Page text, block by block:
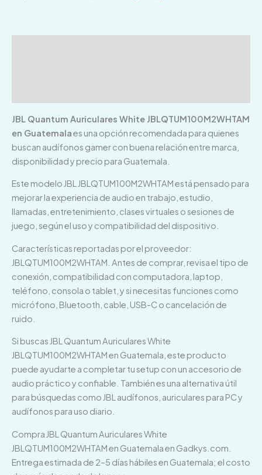
JBL Quantum Auriculares White JBLQTUM100M2WHTAM
en Guatemalaes una opción recomendada para quienes
buscan audífonos gamer con buena relación entre marca,
disponibilidad y precio para Guatemala.
Este modelo JBL JBLQTUM100M2WHTAM está pensado para
mejorar la experiencia de audio en trabajo, estudio,
llamadas, entretenimiento, clases virtuales o sesiones de
juego, según el uso y compatibilidad del dispositivo.
Características reportadas por el proveedor:
JBLQTUM100M2WHTAM. Antes de comprar, revisa el tipo de
conexión, compatibilidad con computadora, laptop,
teléfono, consola o tablet, y si necesitas funciones como
micrófono, Bluetooth, cable, USB-C o cancelación de
ruido.
Si buscas JBL Quantum Auriculares White
JBLQTUM100M2WHTAM en Guatemala, este producto
puede ayudarte a completar tu setup con un accesorio de
audio práctico y confiable. También es una alternativa útil
para búsquedas como JBL audífonos, auriculares para PC y
audífonos para uso diario.
Compra JBL Quantum Auriculares White
JBLQTUM100M2WHTAM en Guatemala en Gadkys.com.
Entrega estimada de 2–5 días hábiles en Guatemala; el costo